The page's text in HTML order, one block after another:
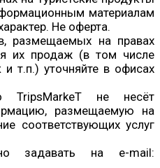
материалам
Не оферта.
размещаемых на правах
их продаж (в том числе
т.п.) уточняйте в офисах
TripsMarkeT не несёт
размещаемую на
соответствующих услуг
задавать на e-mail: